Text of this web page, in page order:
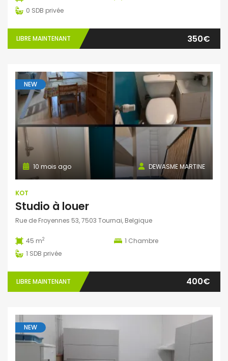
0 SDB privée
LIBRE MAINTENANT 350€
NEW
DEWASME MARTINE
10 mois ago
KOT
Studio à louer
Rue de Froyennes 53, 7503 Tournai, Belgique
45 m2 1 Chambre
1 SDB privée
LIBRE MAINTENANT 400€
NEW